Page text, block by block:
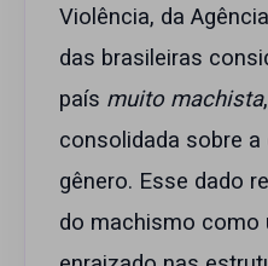
Violência, da
das brasileiras
país muito machista
consolidada sobre a
gênero. Esse dado
do machismo como